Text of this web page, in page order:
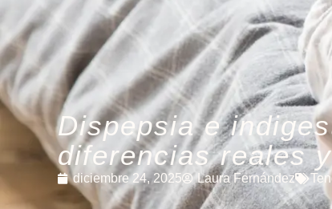
Dispepsia e
diferencias reales
diciembre 24, 2025 Laura Fernández